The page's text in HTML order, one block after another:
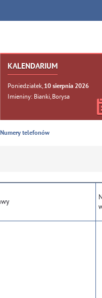
KALENDARIUM
Poniedziałek, 10sierpnia 2026
Imieniny: Bianki, Borysa
Numery telefonów